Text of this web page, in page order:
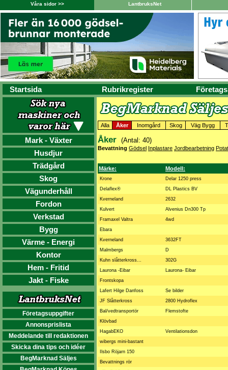
Våra sidor >> LantbruksNet
Startsida Rubrikregister
Mark - Växter
Husdjur
Trädgård
Skog
Vägunderhåll
Fordon
Verkstad
Bygg
Värme - Energi
Kontor
Hem - Fritid
Jakt - Fiske
Företagsuppgifter
Annonsprislista
Meddelande till redaktionen
Skicka dina tips och idéer
BegMarknad Säljes
Alla Åker Inomgård Skog Väg Bygg
Åker (Antal: 40)
Bevattning Gödsel Inplastare Jordbearbetning
Märke: Modell:
Krone
Delar 1250 press
Delaflex®
DL Plastics BV
Kverneland
2632
Kulvert
Alvenius Dn300 Tp
Framaxel Valtra
4wd
Ebara
Kverneland
3632FT
Malmbergs
D
Kuhn slåtterkross...
302G
Laurona -Eibar
Laurona- Eibar
Frontskopa
Lafert Hilge Danfoss
Se bilder
JF Slåtterkross
2800 Hydroflex
Bal/vedtransportör
Flemstofte
Klövbad
HagabEKO
Ventilationsdon
wibergs mini-bastant
Ilsbo Röjarn 150
Bevattnings rör